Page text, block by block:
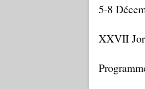
5-8
XXVII